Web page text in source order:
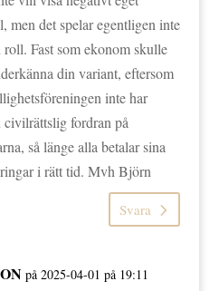
men det spelar egentligen inte
roll. Fast som ekonom skulle
din variant, eftersom
inte har
civilrättslig fordran på
så länge alla betalar sina
i rätt tid. Mvh Björn
Svara
på 2025-04-01 på 19:11